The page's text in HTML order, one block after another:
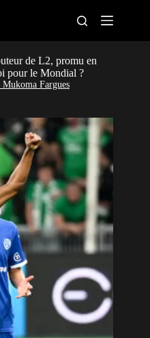
féminine
sportifs
de L2, promu en
pour le Mondial ?
Fargues